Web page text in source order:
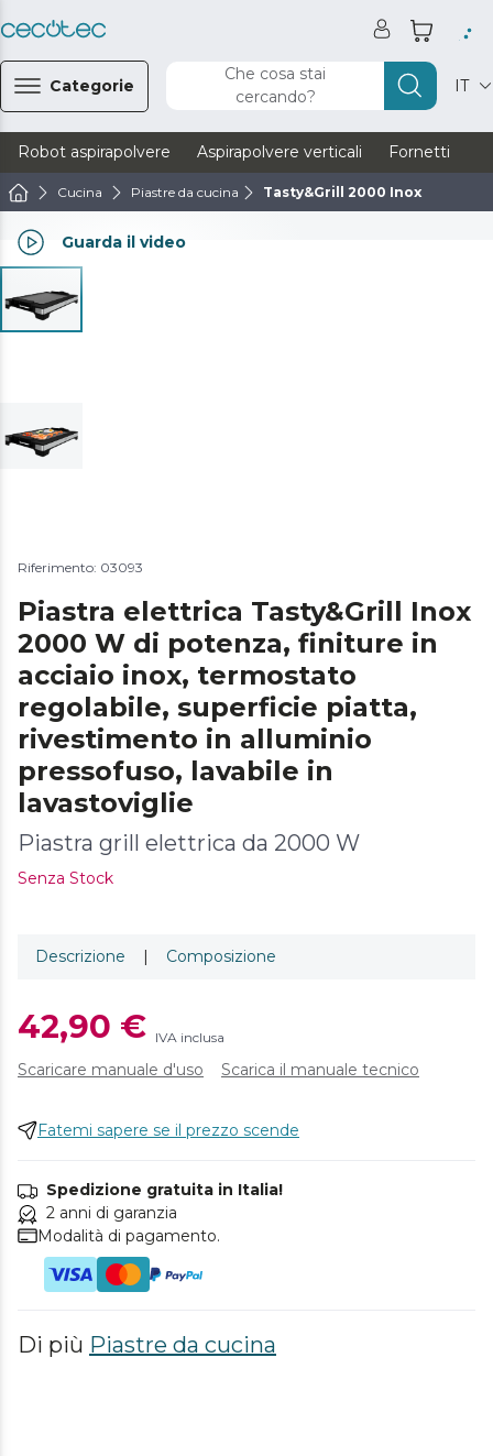
Categorie
Che cosa stai
cercando?
IT
Robot aspirapolvere Aspirapolvere verticali Fornetti
Cucina Piastre da cucina Tasty&Grill 2000 Inox
Guarda il video
Riferimento: 03093
Piastra elettrica Tasty&Grill Inox
2000 W di potenza, finiture in
acciaio inox, termostato
regolabile, superficie piatta,
rivestimento in alluminio
pressofuso, lavabile in
lavastoviglie
Piastra grill elettrica da 2000 W
Senza Stock
Descrizione | Composizione
42,90 € IVA inclusa
Scaricare manuale d'uso Scarica il manuale tecnico
Fatemi sapere se il prezzo scende
Spedizione gratuita in Italia!
2 anni di garanzia
Modalità di pagamento.
Di più Piastre da cucina